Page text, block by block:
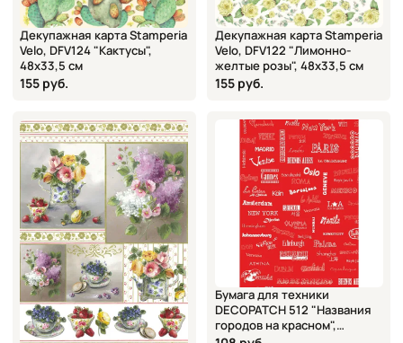
Декупажная карта Stamperia
Velo, DFV124 "Кактусы",
48х33,5 см
155 руб.
Декупажная карта Stamperia
Velo, DFV122 "Лимонно-
желтые розы", 48х33,5 см
155 руб.
Бумага для техники
DECOPATCH 512 "Названия
городов на красном",